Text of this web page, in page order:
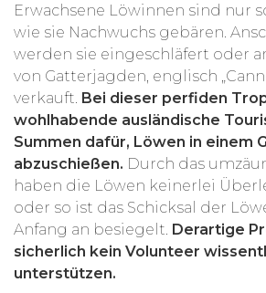
Erwachsene Löwinnen sind nur
wie sie Nachwuchs gebären.
werden sie eingeschläfert oder
von Gatterjagden, englisch
verkauft. Bei dieser perfiden
wohlhabende ausländische
Summen dafür, Löwen in einem
abzuschießen. Durch das
haben die Löwen keinerlei
oder so ist das Schicksal der
Anfang an besiegelt. Derartige
sicherlich kein Volunteer
unterstützen.